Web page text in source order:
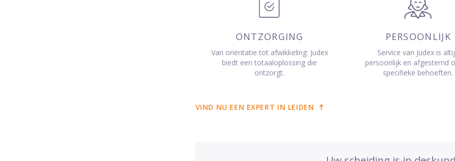
ONTZORGING
Van oriëntatie tot afwikkeling: Judex
biedt een totaaloplossing die
ontzorgt.
PERSOONLIJK
Service van Judex is
persoonlijk en afgestemd
specifieke behoeften.
VIND NU EEN EXPERT IN LEIDEN